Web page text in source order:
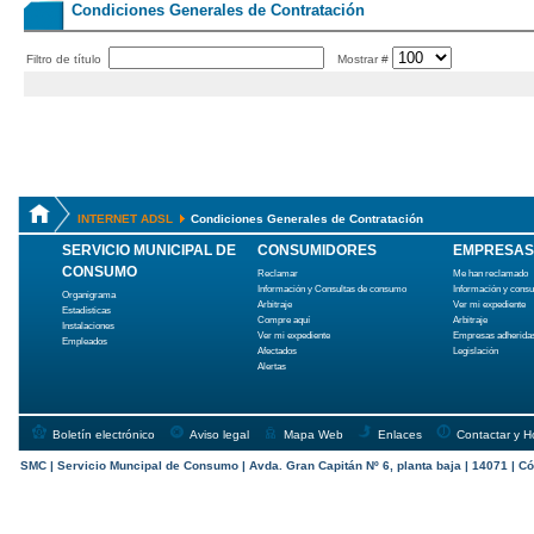
Condiciones Generales de Contratación
Filtro de título Mostrar #
INTERNET ADSL Condiciones Generales de Contratación
SERVICIO MUNICIPAL DE
CONSUMO
Organigrama
Estadísticas
Instalaciones
Empleados
CONSUMIDORES
Reclamar
Información y Consultas de consumo
Arbitraje
Compre aquí
Ver mi expediente
Afectados
Alertas
EMPRESAS
Me han reclamado
Información y
Ver mi expediente
Arbitraje
Empresas
Legislación
Boletín electrónico Aviso legal Mapa Web Enlaces Contactar y
SMC | Servicio Muncipal de Consumo | Avda. Gran Capitán Nº 6, planta baja | 14071 |